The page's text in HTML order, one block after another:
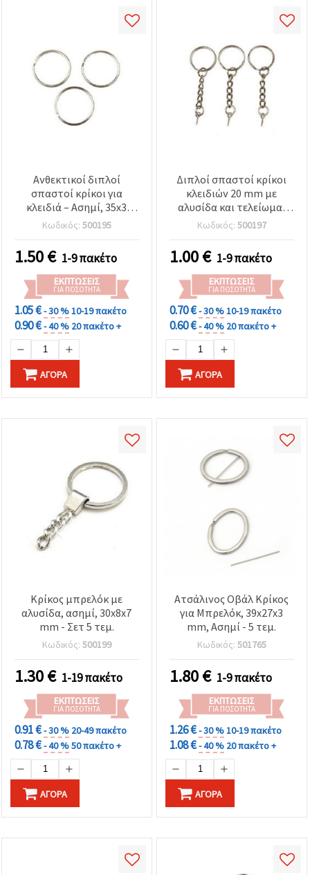
Ανθεκτικοί διπλοί
σπαστοί κρίκοι για
κλειδιά – Ασημί, 35x3
mm, Σετ 20 τεμ. για DIY &
χειροτεχνίες
Κωδικός: 500195
1.50€ 1-9 πακέτο
ΕΚΠΤΏΣΕΙΣ
ΓΙΑ ΠΟΣΌΤΗΤΑ
1.05 €- 30 %10-19 πακέτο
0.90 €- 40 % 20 πακέτο +
ΑΓΟΡΆ
Διπλοί σπαστοί κρίκοι
κλειδιών 20 mm με
αλυσίδα και τελείωμα,
ασημί – συσκευασία 10
τεμ.
Κωδικός: 500197
1.00€ 1-9 πακέτο
ΕΚΠΤΏΣΕΙΣ
ΓΙΑ ΠΟΣΌΤΗΤΑ
0.70 €- 30 %10-19 πακέτο
0.60 €- 40 % 20 πακέτο +
ΑΓΟΡΆ
Κρίκος μπρελόκ με
αλυσίδα, ασημί, 30x8x7
mm - Σετ 5 τεμ.
Κωδικός: 500199
1.30€ 1-19 πακέτο
ΕΚΠΤΏΣΕΙΣ
ΓΙΑ ΠΟΣΌΤΗΤΑ
0.91 €- 30 % 20-49 πακέτο
0.78 €- 40 %50 πακέτο +
ΑΓΟΡΆ
Ατσάλινος Οβάλ Κρίκος
για Μπρελόκ, 39x27x3
mm, Ασημί - 5 τεμ.
Κωδικός: 501765
1.80€ 1-9 πακέτο
ΕΚΠΤΏΣΕΙΣ
ΓΙΑ ΠΟΣΌΤΗΤΑ
1.26 €- 30 %10-19 πακέτο
1.08 €- 40 % 20 πακέτο +
ΑΓΟΡΆ